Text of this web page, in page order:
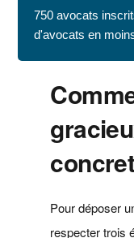
750 avocats
d'avocats en
Pour déposer
respecter trois